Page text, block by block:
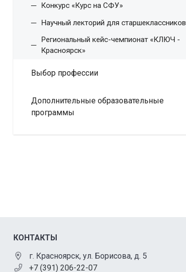
Конкурс «Курс на СФУ»
Научный лекторий для старшеклассников
Региональный кейс-чемпионат «КЛЮЧ -
Красноярск»
Выбор профессии
Дополнительные образовательные
программы
КОНТАКТЫ
г. Красноярск, ул. Борисова, д. 5
+7 (391) 206-22-07